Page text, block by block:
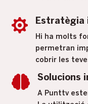
 Estratègia
Hi ha molts
permetran
cobrir les
 Solucions
A Punttv